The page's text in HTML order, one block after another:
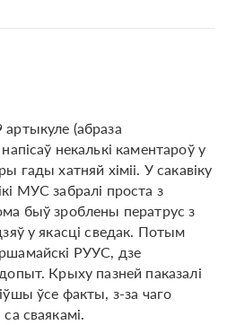
(абраза
некалькі каментароў у
гады хатняй хіміі. У сакавіку
МУС забралі проста з
быў зроблены ператрус з
у якасці сведак. Потым
РУУС, дзе
Крыху пазней паказалі
ўсе факты, з-за чаго
сваякамі.